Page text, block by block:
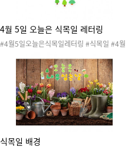
4월 5일 오늘은 식목일 레터링
#4월5일오늘은식목일레터링 #식목일 #4월
자연물 #꽃 #식물 #작물 #봄 #봄행사 #식목
일행사 #봄도안 #봄활동 #식목일도안 #식목
일활동 #원예활동 #텃밭활동 #식목일레터링
#레터링 #환경구성 #식목일환경구성
식목일 배경